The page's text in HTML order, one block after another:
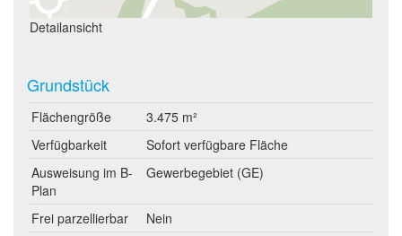
Detailansicht
Grundstück
Flächengröße
3.475 m²
Verfügbarkeit
Sofort verfügbare Fläche
Ausweisung im B-
Plan
Gewerbegebiet (GE)
Frei parzellierbar
Nein